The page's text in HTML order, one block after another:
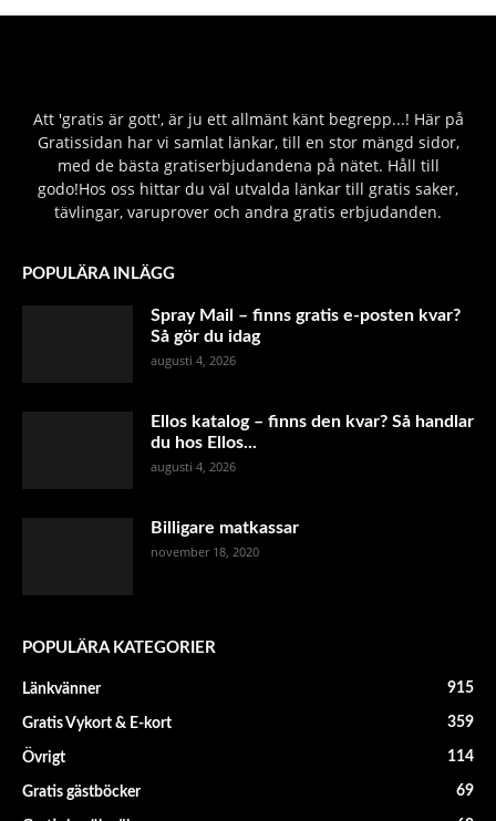
Att 'gratis är gott', är ju ett allmänt känt begrepp...! Här på
Gratissidan har vi samlat länkar, till en stor mängd sidor,
med de bästa gratiserbjudandena på nätet. Håll till
godo!Hos oss hittar du väl utvalda länkar till gratis saker,
tävlingar, varuprover och andra gratis erbjudanden.
POPULÄRA INLÄGG
Spray Mail – finns gratis e-posten kvar?
Så gör du idag
augusti 4, 2026
Ellos katalog – finns den kvar? Så handlar
du hos Ellos...
augusti 4, 2026
Billigare matkassar
november 18, 2020
POPULÄRA KATEGORIER
Länkvänner 915
Gratis Vykort & E-kort 359
Övrigt 114
Gratis gästböcker 69